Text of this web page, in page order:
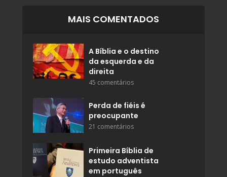
MAIS COMENTADOS
A Bíblia e o destino
da esquerda e da
direita
45 comentários
Perda de fiéis é
preocupante
21 comentários
Primeira Bíblia de
estudo adventista
em português